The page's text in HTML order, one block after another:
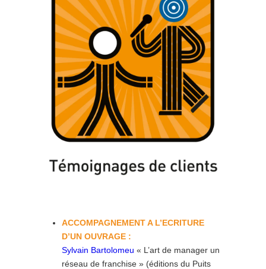
ACCOMPAGNEMENT A L’ECRITURE
D’UN OUVRAGE :
Sylvain Bartolomeu « L’art de manager un
réseau de franchise » (éditions du Puits